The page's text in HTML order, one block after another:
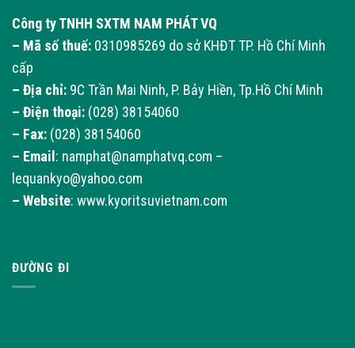
Công ty TNHH SXTM NAM PHÁT VQ
– Mã số thuế: 0310985269 do sở KHĐT TP. Hồ Chí Minh
cấp
– Địa chỉ: 9C Trần Mai Ninh, P. Bảy Hiền, Tp.Hồ Chí Minh
– Điện thoại: (028) 38154060
– Fax: (028) 38154060
– Email: namphat@namphatvq.com –
lequankyo@yahoo.com
– Website: www.kyoritsuvietnam.com
ĐƯỜNG ĐI